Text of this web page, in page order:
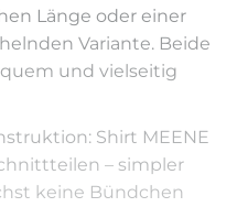
Länge oder einer
Variante. Beide
und vielseitig
Shirt MEENE
– simpler
keine Bündchen